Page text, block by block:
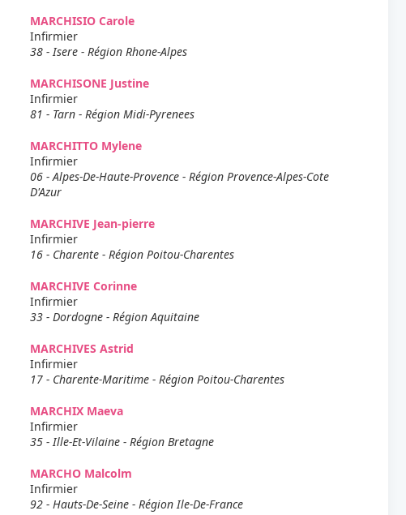
MARCHISIO Carole
Infirmier
38 - Isere - Région Rhone-Alpes
MARCHISONE Justine
Infirmier
81 - Tarn - Région Midi-Pyrenees
MARCHITTO Mylene
Infirmier
06 - Alpes-De-Haute-Provence - Région Provence-Alpes-Cote
D'Azur
MARCHIVE Jean-pierre
Infirmier
16 - Charente - Région Poitou-Charentes
MARCHIVE Corinne
Infirmier
33 - Dordogne - Région Aquitaine
MARCHIVES Astrid
Infirmier
17 - Charente-Maritime - Région Poitou-Charentes
MARCHIX Maeva
Infirmier
35 - Ille-Et-Vilaine - Région Bretagne
MARCHO Malcolm
Infirmier
92 - Hauts-De-Seine - Région Ile-De-France